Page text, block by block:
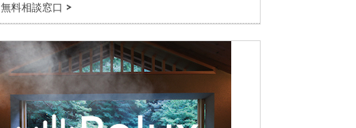
無料相談窓口 >